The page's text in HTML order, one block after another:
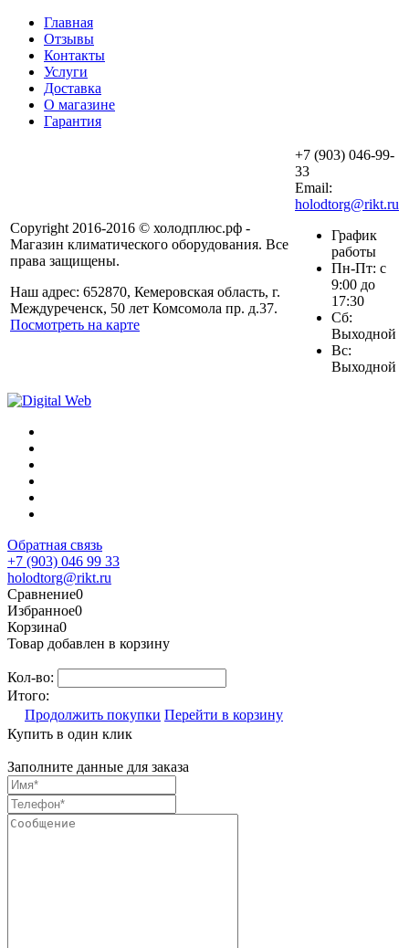
Главная
Отзывы
Контакты
Услуги
Доставка
О магазине
Гарантия
Copyright 2016-2016 © холодплюс.рф -
Магазин климатического оборудования. Все
права защищены.
Наш адрес: 652870, Кемеровская область, г.
Междуреченск, 50 лет Комсомола пр. д.37.
Посмотреть на карте
+7 (903) 046-99-
33
Email:
holodtorg@rikt.ru
График
работы
Пн-Пт: с
9:00 до
17:30
Сб:
Выходной
Вс:
Выходной
Обратная связь
+7 (903) 046 99 33
holodtorg@rikt.ru
Сравнение0
Избранное0
Корзина0
Товар добавлен в корзину
Кол-во:
Итого:
Продолжить покупки Перейти в корзину
Купить в один клик
Заполните данные для заказа